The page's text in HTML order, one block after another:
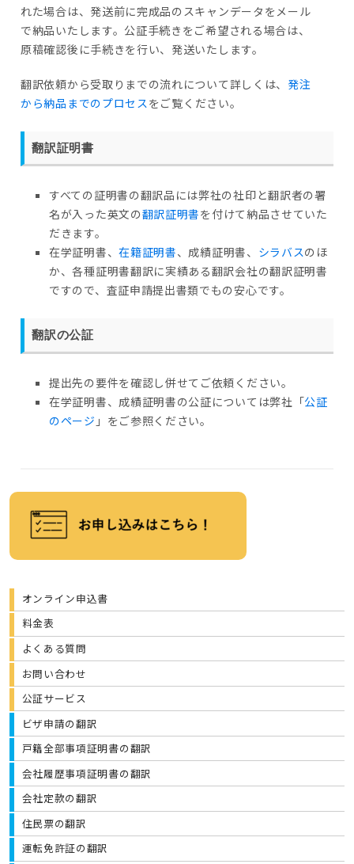
れた場合は、発送前に完成品のスキャンデータをメール
で納品いたします。公証手続きをご希望される場合は、
原稿確認後に手続きを行い、発送いたします。
翻訳依頼から受取りまでの流れについて詳しくは、 発注
から納品までのプロセスをご覧ください。
翻訳証明書
すべての証明書の翻訳品には弊社の社印と翻訳者の署
名が入った英文の翻訳証明書を付けて納品させていた
だきます。
在学証明書、在籍証明書、成績証明書、 シラバスのほ
か、各種証明書翻訳に実績ある翻訳会社の翻訳証明書
ですので、査証申請提出書類でもの安心です。
翻訳の公証
提出先の要件を確認し併せてご依頼ください。
在学証明書、成績証明書の公証については弊社「公証
のページ 」をご参照ください。
オンライン申込書
料金表
よくある質問
お問い合わせ
公証サービス
ビザ申請の翻訳
戸籍全部事項証明書の翻訳
会社履歴事項証明書の翻訳
会社定款の翻訳
住民票の翻訳
運転免許証の翻訳